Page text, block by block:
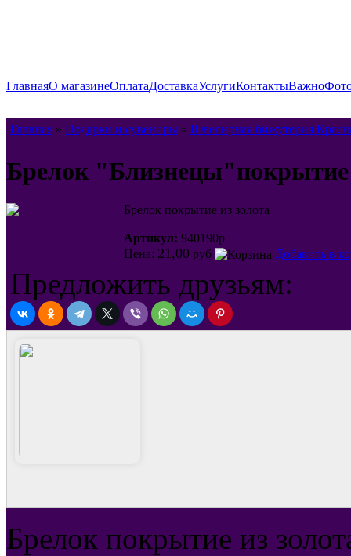
ГлавнаяО магазинеОплатаДоставкаУслугиКонтактыВажно
Главная » Подарки и сувениры » Ювелирная бижутерия
Брелок "Близнецы"покрытие
Брелок покрытие из золота
Артикул: 940190р
Цена: 21,00 руб Добавить в
Предложить друзьям:
Брелок покрытие из